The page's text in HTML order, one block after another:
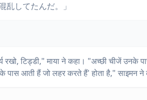
乱してたんだ。」
रखो, टिड्डी," माया ने कहा। "अच्छी चीजें उनके
पास आती हैं जो लहर करते हैं' होता है," साइमन ने